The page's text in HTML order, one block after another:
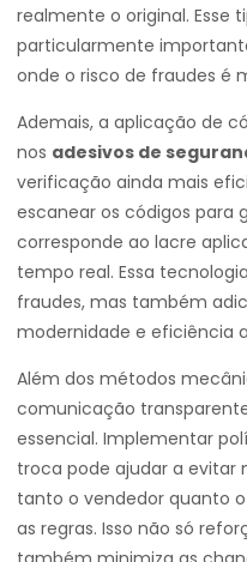
realmente o original. Esse
particularmente
onde o risco de fraudes é
Ademais, a aplicação de
nos adesivos de
verificação ainda mais
escanear os códigos para
corresponde ao lacre
tempo real. Essa
fraudes, mas também
modernidade e eficiência
Além dos métodos
comunicação
essencial. Implementar
troca pode ajudar a evitar
tanto o vendedor quanto
as regras. Isso não só